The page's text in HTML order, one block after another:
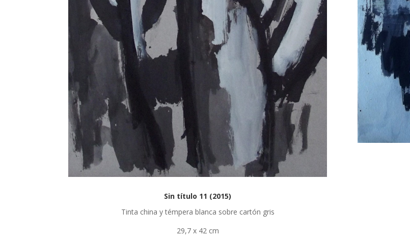
Sin título 11 (2015)
Tinta china y témpera blanca sobre cartón gris
29,7 x 42 cm